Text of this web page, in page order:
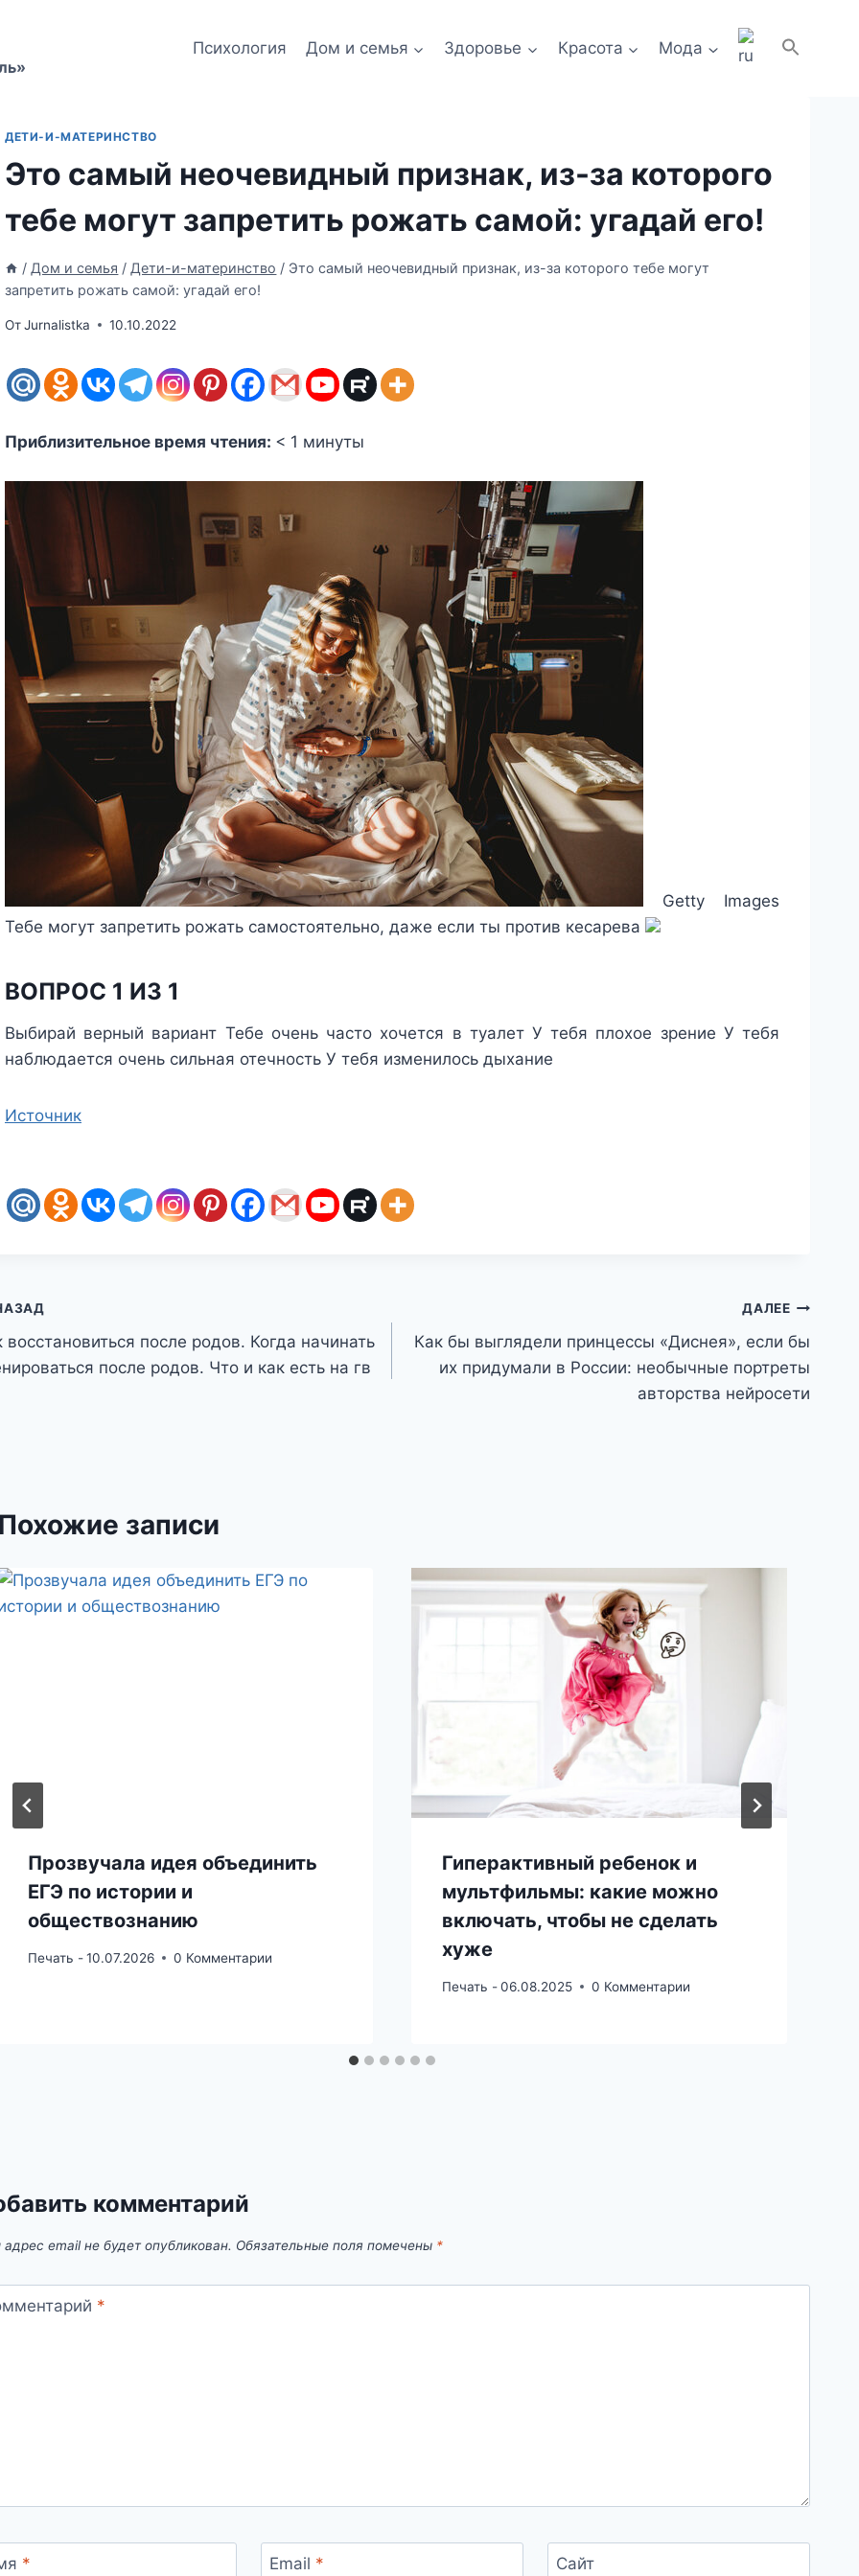
Психология Дом и семья Здоровье Красота Мода
ДЕТИ-И-МАТЕРИНСТВО
Это самый неочевидный признак, из-за которого
тебе могут запретить рожать самой: угадай его!
/ Дом и семья / Дети-и-материнство / Это самый неочевидный признак, из-за которого тебе могут
запретить рожать самой: угадай его!
ОтJurnalistka 10.10.2022
Приблизительное время чтения: < 1 минуты
Getty Images
Тебе могут запретить рожать самостоятельно, даже если ты против кесарева
ВОПРОС 1 ИЗ 1
Выбирай верный вариант Тебе очень часто хочется в туалет У тебя плохое зрение У тебя
наблюдается очень сильная отечность У тебя изменилось дыхание
Источник
восстановиться после родов. Когда начинать
после родов. Что и как есть на гв
ДАЛЕЕ
Как бы выглядели принцессы «Диснея», если бы
их придумали в России: необычные портреты
авторства нейросети
Похожие записи
Прозвучала идея объединить
ЕГЭ по истории и
обществознанию
Печать -10.07.2026 0 Комментарии
Гиперактивный ребенок и
мультфильмы: какие можно
включать, чтобы не сделать
хуже
Печать -06.08.2025 0 Комментарии
комментарий
email не будет опубликован. Обязательные поля помечены *
*
* Email * Сайт